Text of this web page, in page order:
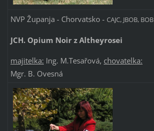
NVP Županja - Chorvatsko - CAJC, JBOB, BOB
JCH. Opium Noir z Altheyrosei
majitelka: Ing. M.Tesařová, chovatelka:
Mgr. B. Ovesná